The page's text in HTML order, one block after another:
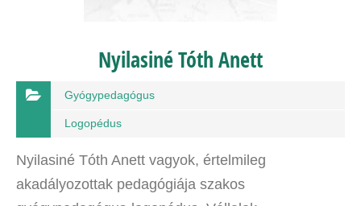
Nyilasiné Tóth Anett
Gyógypedagógus
Logopédus
Nyilasiné Tóth Anett vagyok, értelmileg
akadályozottak pedagógiája szakos